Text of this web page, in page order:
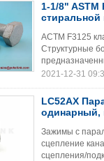
1-1/8" ASTM
АСТМ F3125
Структурные
2021-12-31
LC52AX
одинарный,
Зажимы с
сцепление
сцепления/